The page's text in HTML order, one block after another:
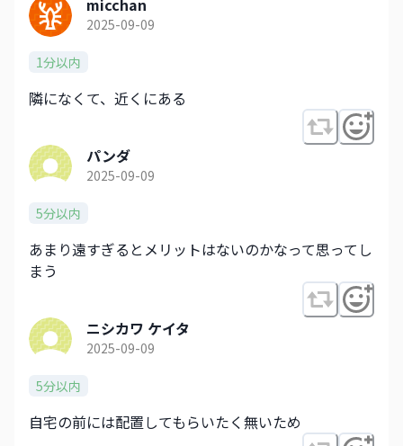
2025-09-09
1分以内
隣になくて、近くにある
パンダ
2025-09-09
5分以内
あまり遠すぎるとメリットはないのかなって思ってし
まう
ニシカワ ケイタ
2025-09-09
5分以内
自宅の前には配置してもらいたく無いため